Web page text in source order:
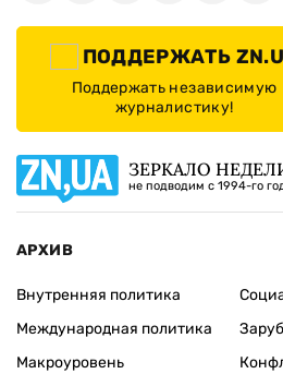
ПОДДЕРЖАТЬ
Поддержать независимую
журналистику!
ЗЕРКАЛО
не подводим с 1994-го
АРХИВ
Внутренняя политика
Международная политика
Макроуровень